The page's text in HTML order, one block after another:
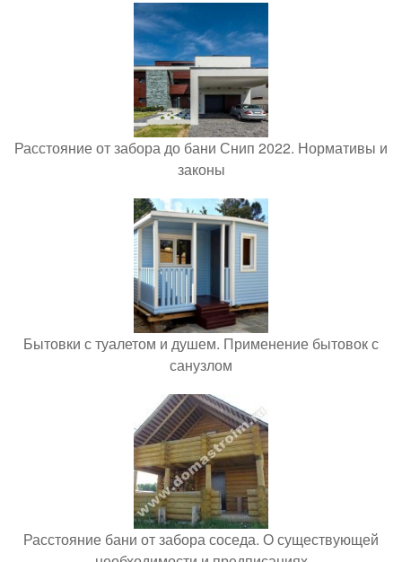
Расстояние от забора до бани Снип 2022. Нормативы и
законы
Бытовки с туалетом и душем. Применение бытовок с
санузлом
Расстояние бани от забора соседа. О существующей